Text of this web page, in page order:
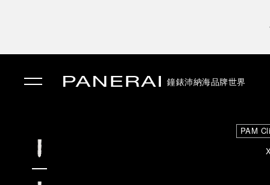
鐘錶沛納海品牌世界
PAM